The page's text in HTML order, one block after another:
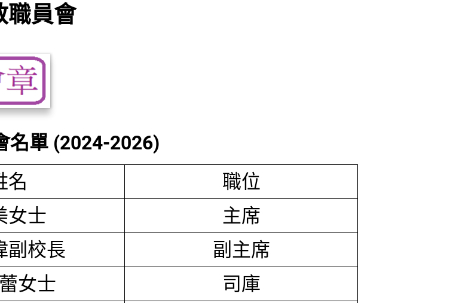
職員會
名單 (2024-2026)
名
職位
女士
主席
副校長
副主席
女士
司庫